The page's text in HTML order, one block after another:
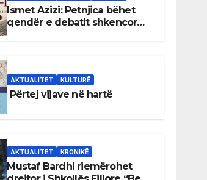
Ismet Azizi: Petnjica bëhet
qendër e debatit shkencor
AKTUALITET KULTURË
Përtej vijave në hartë
AKTUALITET KRONIKË
Mustaf Bardhi riemërohet